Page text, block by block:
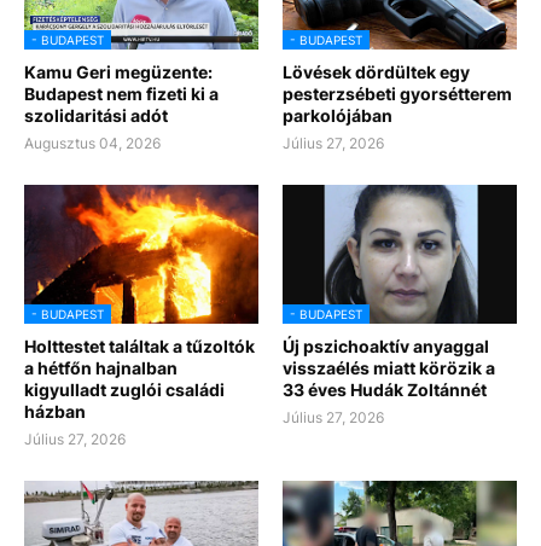
- BUDAPEST
Kamu Geri megüzente:
Budapest nem fizeti ki a
szolidaritási adót
Augusztus 04, 2026
- BUDAPEST
Lövések dördültek egy
pesterzsébeti gyorsétterem
parkolójában
Július 27, 2026
- BUDAPEST
Holttestet találtak a tűzoltók
a hétfőn hajnalban
kigyulladt zuglói családi
házban
Július 27, 2026
- BUDAPEST
Új pszichoaktív anyaggal
visszaélés miatt körözik a
33 éves Hudák Zoltánnét
Július 27, 2026